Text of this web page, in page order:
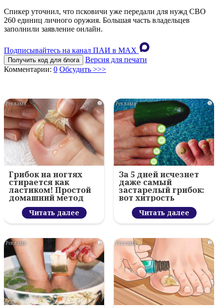
Спикер уточнил, что псковичи уже передали для нужд СВО
260 единиц личного оружия. Большая часть владельцев
заполнили заявление онлайн.
Подписывайтесь на канал ПАИ в MAХ
Получить код для блога
Версия для печати
Комментарии: 0 Обсудить >>>
i
Грибок на ногтях
стирается как
ластиком! Простой
домашний метод
Читать далее
i
За 5 дней исчезнет
даже самый
застарелый грибок:
вот хитрость
Читать далее
i i